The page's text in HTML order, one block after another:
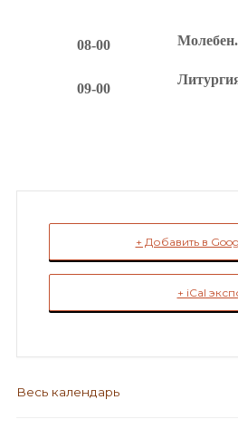
08-00
09-00
+ Добавить в
+ iCal
Весь календарь